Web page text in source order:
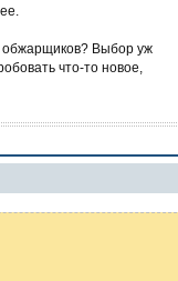
обжарщиков? Выбор уж
что-то новое,